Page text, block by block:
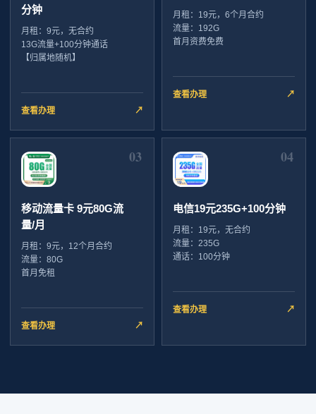
分钟
月租：9元，无合约
13G流量+100分钟通话
【归属地随机】
查看办理 ↗
月租：19元，6个月合约
流量：192G
首月资费免费
查看办理 ↗
03
移动流量卡 9元80G流
量/月
月租：9元，12个月合约
流量：80G
首月免租
查看办理 ↗
04
电信19元235G+100分钟
月租：19元，无合约
流量：235G
通话：100分钟
查看办理 ↗